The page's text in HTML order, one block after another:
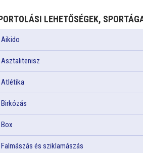
LEHETŐSÉGEK,
Aikido
Asztalitenisz
Atlétika
Birkózás
Box
Falmászás és sziklamászás